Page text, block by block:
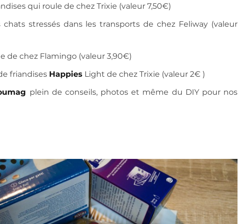
qui roule de chez Trixie (valeur 7,50€)
stressés dans les transports de chez Feliway (valeur
de chez Flamingo (valeur 3,90€)
friandises Happies Light de chez Trixie (valeur 2€ )
plein de conseils, photos et même du DIY pour nos